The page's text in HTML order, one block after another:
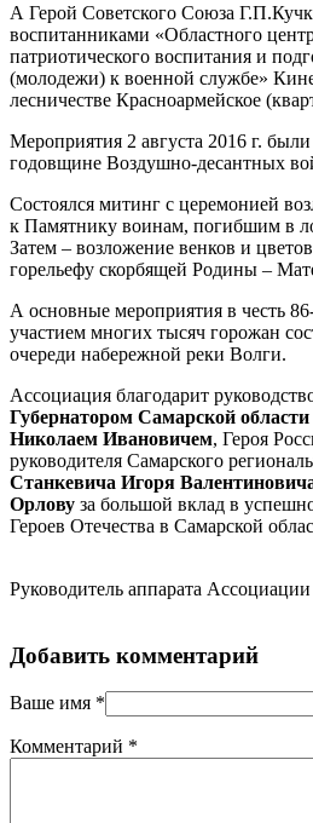
А Герой Советского Союза
воспитанниками «Областного
патриотического воспитания и
(молодежи) к военной службе»
лесничестве Красноармейское
Мероприятия 2 августа 2016 г.
годовщине Воздушно-десантных
Состоялся митинг с церемонией
к Памятнику воинам, погибшим в
Затем – возложение венков и
горельефу скорбящей Родины –
А основные мероприятия в честь
участием многих тысяч горожан
очереди набережной реки Волги.
Ассоциация благодарит
Губернатором Самарской
Николаем Ивановичем, Героя
руководителя Самарского
Станкевича Игоря
Орлову за большой вклад в
Героев Отечества в Самарской
Руководитель аппарата
Добавить комментарий
Ваше имя *
Комментарий *